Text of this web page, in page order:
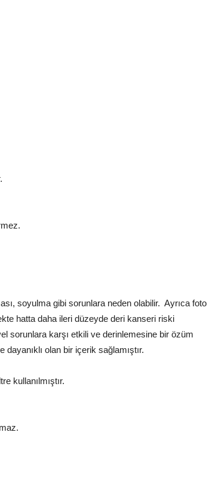
soyulma gibi sorunlara neden olabilir. Ayrıca foto
hatta daha ileri düzeyde deri kanseri riski
sorunlara karşı etkili ve derinlemesine bir özüm
olan bir içerik sağlamıştır.
kullanılmıştır.